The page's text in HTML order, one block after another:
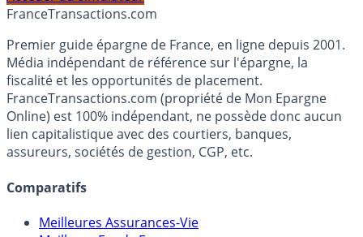
Accéder au simulateur
FranceTransactions.com
Premier guide épargne de France, en ligne depuis 2001.
Média indépendant de référence sur l'épargne, la
fiscalité et les opportunités de placement.
FranceTransactions.com (propriété de Mon Epargne
Online) est 100% indépendant, ne possède donc aucun
lien capitalistique avec des courtiers, banques,